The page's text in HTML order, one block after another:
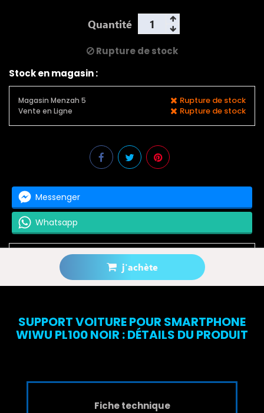
Quantité
j'achète
Rupture de stock
Stock en magasin :
Magasin Menzah 5 Rupture de stock
Vente en Ligne Rupture de stock
Messenger
Whatsapp
Prévenez-moi lorsque le produit est disponible
SUPPORT VOITURE POUR SMARTPHONE
WIWU PL100 NOIR : DÉTAILS DU PRODUIT
Fiche technique